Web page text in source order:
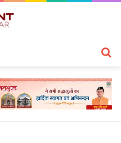
संजीव कुमार ने की शिष्टाचार भेंट